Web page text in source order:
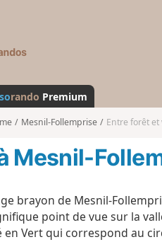
s
a
n
d
rando Premium
Mesnil-Follemprise Entre forêt et
Mesnil-
brayon de Mesnil-
point de vue sur la
Vert qui correspond au